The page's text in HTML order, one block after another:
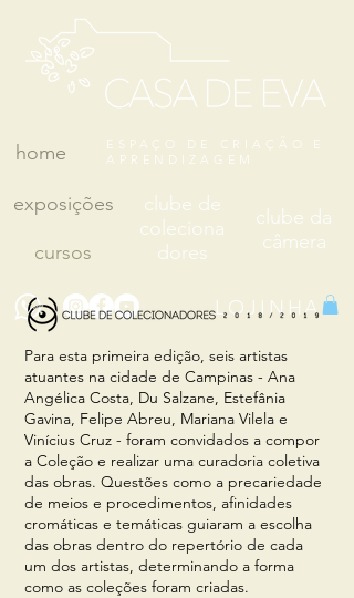
home
ESPAÇO DE CRIAÇÃO E
APRENDIZAGEM
exposições
cursos
clube de
coleciona
dores
clube da
câmera
LOJINHA
Para esta primeira edição, seis artistas
atuantes na cidade de Campinas - Ana
Angélica Costa, Du Salzane, Estefânia
Gavina, Felipe Abreu, Mariana Vilela e
Vinícius Cruz - foram convidados a compor
a Coleção e realizar uma curadoria coletiva
das obras. Questões como a precariedade
de meios e procedimentos, afinidades
cromáticas e temáticas guiaram a escolha
das obras dentro do repertório de cada
um dos artistas, determinando a forma
como as coleções foram criadas.